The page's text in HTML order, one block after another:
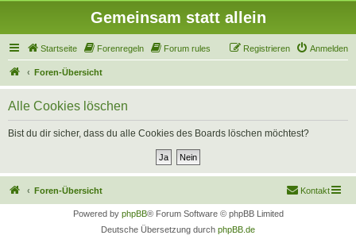
Gemeinsam statt allein
Startseite Forenregeln Forum rules Anmelden
Registrieren
Foren-Übersicht
Alle Cookies löschen
Bist du dir sicher, dass du alle Cookies des Boards löschen möchtest?
Foren-Übersicht Kontakt
Powered by phpBB® Forum Software © phpBB Limited
Deutsche Übersetzung durch phpBB.de